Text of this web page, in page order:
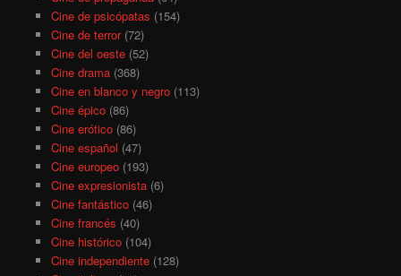
Cine de psicópatas (154)
Cine de terror(72)
Cine del oeste(52)
Cine drama(368)
Cine en blanco y negro(113)
Cine épico(86)
Cine erótico(86)
Cine español (47)
Cine europeo(193)
Cine expresionista(6)
Cine fantástico(46)
Cine francés (40)
Cine histórico(104)
Cine independiente(128)